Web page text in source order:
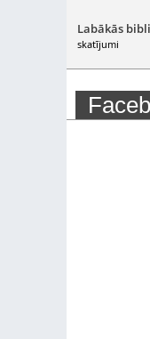
Labākās
skatījumi